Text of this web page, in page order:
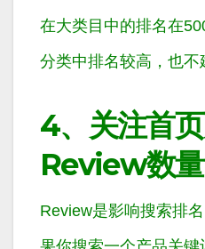
在大类目中的排名在
分类中排名较高，也不
4、 关注首
Review数量
Review是影响搜索排